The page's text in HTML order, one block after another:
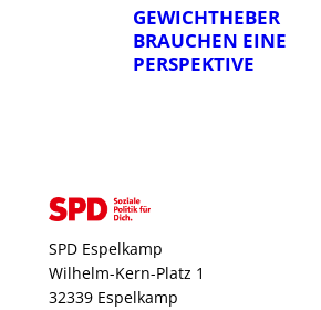
GEWICHTHEBER
BRAUCHEN EINE
PERSPEKTIVE
SPD Espelkamp
Wilhelm-Kern-Platz 1
32339 Espelkamp